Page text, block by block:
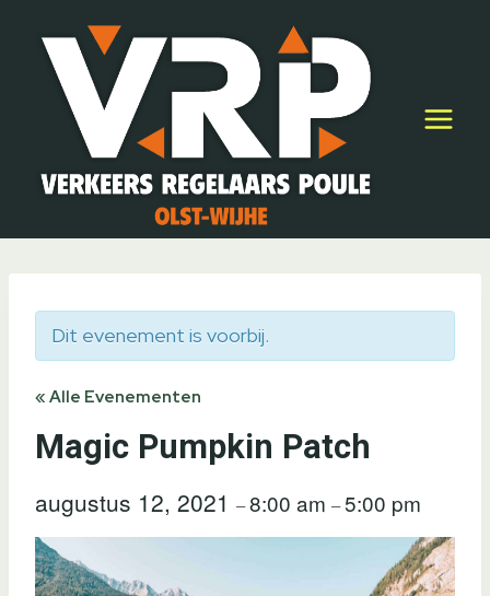
inhoud
Dit evenement is voorbij.
« Alle Evenementen
Magic Pumpkin Patch
augustus 12, 2021 –8:00 am –5:00 pm